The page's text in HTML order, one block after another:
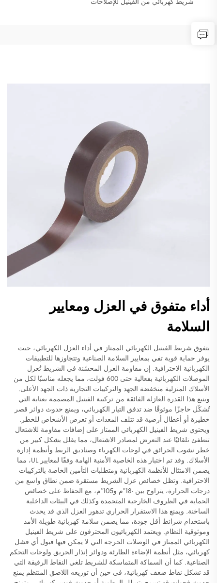
أداء متفوق في العزل ومعايير
السلامة
يتفوق شريط الفينيل الكهربائي الممتاز في أداء العزل الكهربائي، حيث
يوفر حماية قوية تفي بمعايير السلامة الصناعية وتتجاوزها للتطبيقات
الكهربائية الاحترافية. إن مقاومة العزل المحسّنة في الشريط تُعزل
الموصلات الكهربائية بفعالية حتى 600 فولت، مما يجعله مناسبًا لكل من
الأسلاك المنزلية منخفضة الجهد والتركيبات التجارية ذات الجهد الأعلى.
وينبع هذا القدرة العازلة الفائقة من تركيبة الفينيل المصممة بعناية التي
تُشكّل حاجزًا موثوقًا ضد تدفق التيار الكهربائي، ويمنع حدوث دوائر قصر
خطيرة أو أعطال أرضية قد تتلف المعدات أو تعرض الأشخاص للخطر.
ويحتوي شريط الفينيل الكهربائي الممتاز على إضافات مقاومة للاشتعال
تنطفئ تلقائيًا عند التعرض لمصادر الاشتعال، مما يقلل بشكل كبير من
خطر نشوب الحرائق في لوحات الكهرباء وصناديق الربط وأنظمة إدارة
الأسلاك. وقد تم اختبار هذه الخاصية الأمنية الهامة وفقًا لمعايير UL، مما
يضمن الامتثال للأنظمة الكهربائية ومتطلبات التأمين الخاصة بالتركيبات
الاحترافية. وتظل خصائص عزل الشريط مستقرة ضمن نطاق واسع من
درجات الحرارة، يتراوح بين -18°م و105°م، مع الحفاظ على خصائص
الحماية في الظروف الخارجية المتجمدة وكذلك في البيئات الداخلية
الساخنة. ويمنع هذا الاستقرار الحراري تدهور العزل الذي قد يحدث
باستخدام شرائط أقل جودة، مما يضمن سلامة كهربائية طويلة الأمد
وموثوقية النظام. ويعتمد الكهربائيون المحترفون على شريط الفينيل
الكهربائي الممتاز في الوصلات الحرجة التي لا يمكن فيها قبول أي فشل
كهربائي، مثل أنظمة الإضاءة الطارئة ودوائر إنذار الحريق ولوحات التحكم
الصناعية. كما أن السماكة المتماسكة للشريط تلغي النقاط الرقيقة التي
قد تشكل نقاط ضعف كهربائية، في حين أن توزيعه اللاصق المنتظم يمنع